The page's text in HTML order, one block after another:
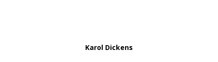
Karol Dickens